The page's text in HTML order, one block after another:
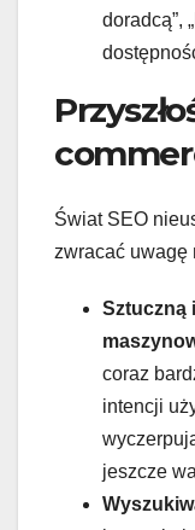
doradcą”,
Świat SEO
zwracać uwagę
Sztuczną
coraz
intencji
jeszcze